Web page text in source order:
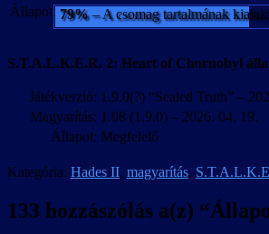
Állapot: 79%– A csomag tartalmának
S.T.A.L.K.E.R. 2: Heart of Chornobyl
Játékverzió: 1.9.0(?) “Sealed Truth” –
Magyarítás: 1.08 (1.9.0) – 2026. 04. 19.
Állapot: Megfelelő
Kategória: Hades II, magyarítás,
133 hozzászólás a(z) “